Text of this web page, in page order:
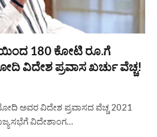
180 ಕೋಟಿ ರೂ.ಗೆ
ವಿದೇಶ ಪ್ರವಾಸ ಖರ್ಚು ವೆಚ್ಚ!
ಅವರ ವಿದೇಶ ಪ್ರವಾಸದ ವೆಚ್ಚ 2021
ವಿದೇಶಾಂಗ…